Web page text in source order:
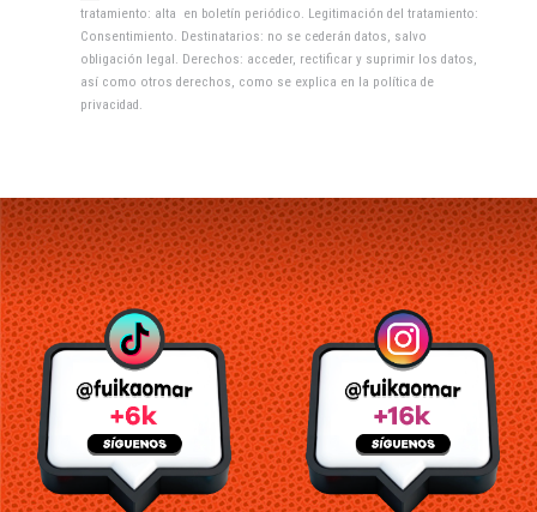
tratamiento: alta en boletín periódico. Legitimación del tratamiento:
Consentimiento. Destinatarios: no se cederán datos, salvo
obligación legal. Derechos: acceder, rectificar y suprimir los datos,
así como otros derechos, como se explica en la política de
privacidad